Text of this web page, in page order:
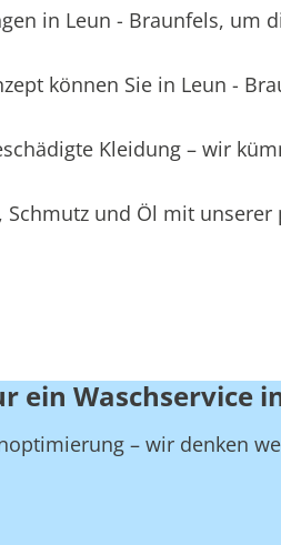
in Leun - Braunfels, um
können Sie in Leun -
Kleidung – wir
Schmutz und Öl mit
ein Waschservice
– wir denken